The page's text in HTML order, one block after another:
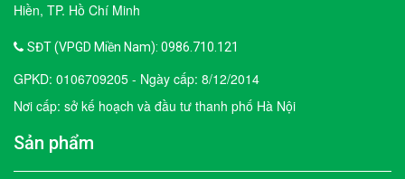
Hiền, TP. Hồ Chí Minh
SĐT (VPGD Miền Nam): 0986.710.121
GPKD: 0106709205 - Ngày cấp: 8/12/2014
Nơi cấp: sở kế hoạch và đầu tư thanh phố Hà Nội
Sản phẩm